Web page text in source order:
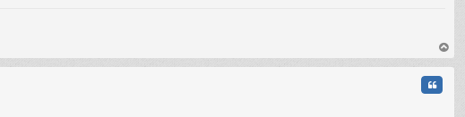
au